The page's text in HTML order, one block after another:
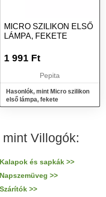
MICRO SZILIKON ELSŐ
LÁMPA, FEKETE
1 991 Ft
Pepita
Hasonlók, mint Micro szilikon
első lámpa, fekete
Villogók:
Kalapok és sapkák >>
Napszemüveg >>
Szárítók >>